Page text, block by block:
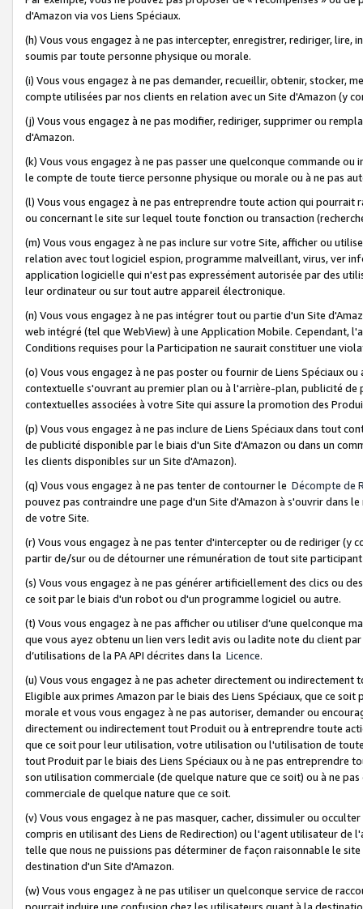
d'Amazon via vos Liens Spéciaux.
(h) Vous vous engagez à ne pas intercepter, enregistrer, rediriger,
soumis par toute personne physique ou morale.
(i) Vous vous engagez à ne pas demander, recueillir, obtenir, stocker,
compte utilisées par nos clients en relation avec un Site d'Amazon (y
(j) Vous vous engagez à ne pas modifier, rediriger, supprimer ou
d'Amazon.
(k) Vous vous engagez à ne pas passer une quelconque commande
le compte de toute tierce personne physique ou morale ou à ne pas
(l) Vous vous engagez à ne pas entreprendre toute action qui
ou concernant le site sur lequel toute fonction ou transaction
(m) Vous vous engagez à ne pas inclure sur votre Site, afficher ou
relation avec tout logiciel espion, programme malveillant, virus, ver
application logicielle qui n'est pas expressément autorisée par des
leur ordinateur ou sur tout autre appareil électronique.
(n) Vous vous engagez à ne pas intégrer tout ou partie d'un Site
web intégré (tel que WebView) à une Application Mobile. Cependant,
Conditions requises pour la Participation ne saurait constituer une
(o) Vous vous engagez à ne pas poster ou fournir de Liens Spéciaux
contextuelle s'ouvrant au premier plan ou à l'arrière-plan, publicité
contextuelles associées à votre Site qui assure la promotion des
(p) Vous vous engagez à ne pas inclure de Liens Spéciaux dans tout
de publicité disponible par le biais d'un Site d'Amazon ou dans un
les clients disponibles sur un Site d'Amazon).
(q) Vous vous engagez à ne pas tenter de contourner le Décompte de
pouvez pas contraindre une page d'un Site d'Amazon à s'ouvrir dans
de votre Site.
(r) Vous vous engagez à ne pas tenter d'intercepter ou de rediriger
partir de/sur ou de détourner une rémunération de tout site
(s) Vous vous engagez à ne pas générer artificiellement des clics ou
ce soit par le biais d'un robot ou d'un programme logiciel ou autre.
(t) Vous vous engagez à ne pas afficher ou utiliser d’une quelconque
que vous ayez obtenu un lien vers ledit avis ou ladite note du client
d’utilisations de la PA API décrites dans la Licence.
(u) Vous vous engagez à ne pas acheter directement ou
Eligible aux primes Amazon par le biais des Liens Spéciaux, que ce
morale et vous vous engagez à ne pas autoriser, demander ou
directement ou indirectement tout Produit ou à entreprendre toute
que ce soit pour leur utilisation, votre utilisation ou l'utilisation de
tout Produit par le biais des Liens Spéciaux ou à ne pas entreprendre
son utilisation commerciale (de quelque nature que ce soit) ou à ne
commerciale de quelque nature que ce soit.
(v) Vous vous engagez à ne pas masquer, cacher, dissimuler ou
compris en utilisant des Liens de Redirection) ou l'agent utilisateur
telle que nous ne puissions pas déterminer de façon raisonnable le
destination d'un Site d'Amazon.
(w) Vous vous engagez à ne pas utiliser un quelconque service de
pourrait induire une confusion chez les utilisateurs quant à la